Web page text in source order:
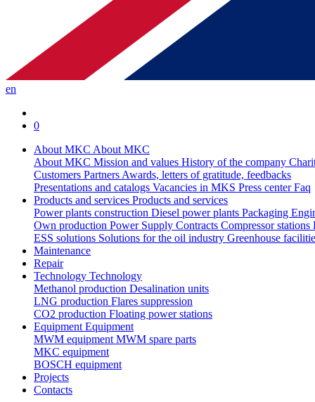
en
0
About MKC About MKC
About MKC Mission and values History of the company
Customers PartnersAwards, letters of gratitude, feedbacks
Presentations and catalogs Vacancies in MKS Press centerFaq
Products and services Products and services
Power plants construction Diesel power plants Packaging
Own production Power Supply Contracts Compressor stations
ESS solutions Solutions for the oil industry Greenhouse
Maintenance
Repair
Technology Technology
Methanol production Desalination units
LNG production Flares suppression
СО2 production Floating power stations
EquipmentEquipment
MWM equipmentMWM spare parts
MKC equipment
BOSCH equipment
Projects
Contacts